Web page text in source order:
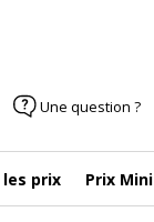
Une question ?
les prix Prix Mini